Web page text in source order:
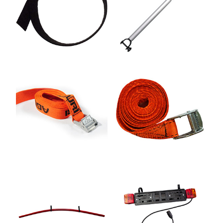
UCHWYTY ROWEROWE NA TYLNĄ KLAPĘ
BOXY NA HAK I AKCESORIA